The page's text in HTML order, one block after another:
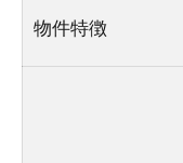
物件特徴